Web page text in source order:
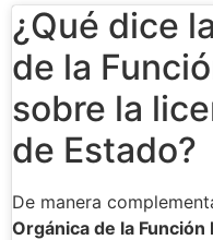
¿Qué dice
de la
sobre la
de Estado?
De manera
Orgánica de la Función